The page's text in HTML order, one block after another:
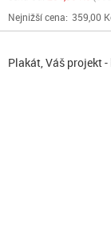
Nejnižší cena: 359,00
Plakát, Váš projekt